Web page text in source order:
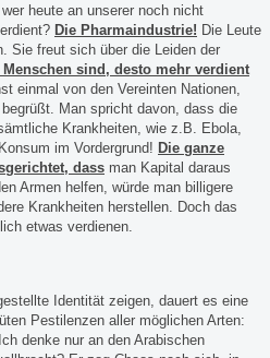
heute an unserer noch nicht
Die Pharmaindustrie! Die Leute
Sie freut sich über die Leiden der
sind, desto mehr verdient
einmal von den Vereinten Nationen,
Man spricht davon, dass die
Krankheiten, wie z.B. Ebola,
im Vordergrund! Die ganze
dass man Kapital daraus
Armen helfen, würde man billigere
Krankheiten herstellen. Doch das
etwas verdienen.
Identität zeigen, dauert es eine
Pestilenzen aller möglichen Arten:
denke nur an den Arabischen